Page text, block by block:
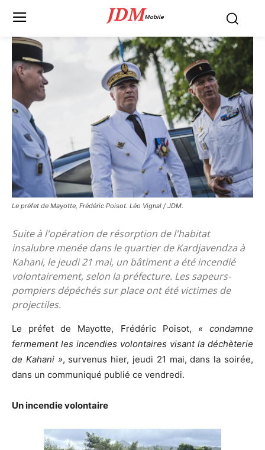
JDMMobile
Le préfet de Mayotte, Frédéric Poisot. Léo Vignal / JDM.
Suite à l'opération de résorption de l'habitat
insalubre menée dans le quartier de Kardjavendza à
Kahani, le jeudi 21 mai, un bâtiment a été incendié
volontairement, selon la préfecture. Les sapeurs-
pompiers dépéchés sur place ont été victimes de
projectiles.
Le préfet de Mayotte, Frédéric Poisot, « condamne
fermement les incendies volontaires visant la déchèterie
de Kahani », survenus hier, jeudi 21 mai, dans la soirée,
dans un communiqué publié ce vendredi.
Un incendie volontaire